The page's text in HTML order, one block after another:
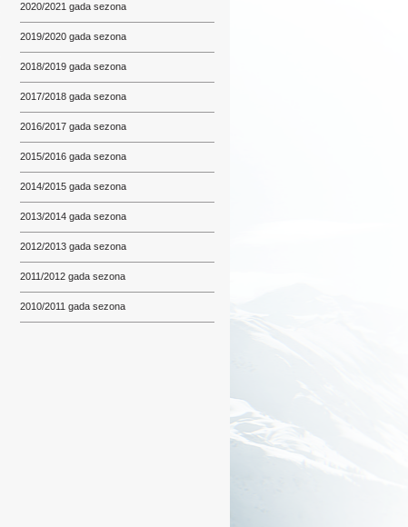
2020/2021 gada sezona
2019/2020 gada sezona
2018/2019 gada sezona
2017/2018 gada sezona
2016/2017 gada sezona
2015/2016 gada sezona
2014/2015 gada sezona
2013/2014 gada sezona
2012/2013 gada sezona
2011/2012 gada sezona
2010/2011 gada sezona